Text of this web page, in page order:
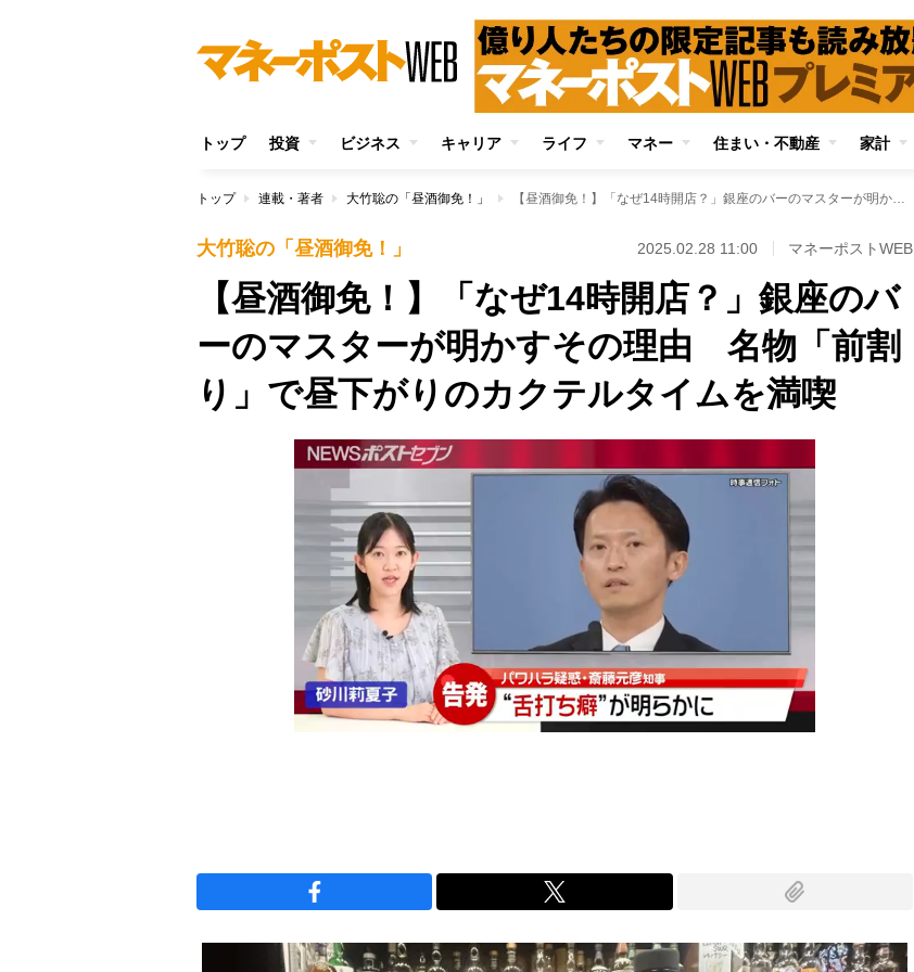
トップ 投資 ビジネス キャリア ライフ マネー 住まい・不動産 家計
トップ 連載・著者 大竹聡の「昼酒御免！」 【昼酒御免！】「なぜ14時開店？」銀座のバーのマスターが明かすその理由 名物「前割り」で昼下がりのカクテルタイムを満喫
大竹聡の「昼酒御免！」 2025.02.28 11:00 マネーポストWEB
【昼酒御免！】「なぜ14時開店？」銀座のバ
ーのマスターが明かすその理由 名物「前割
り」で昼下がりのカクテルタイムを満喫